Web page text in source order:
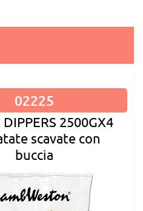
02225
DIPPERS 2500GX4
scavate con
buccia